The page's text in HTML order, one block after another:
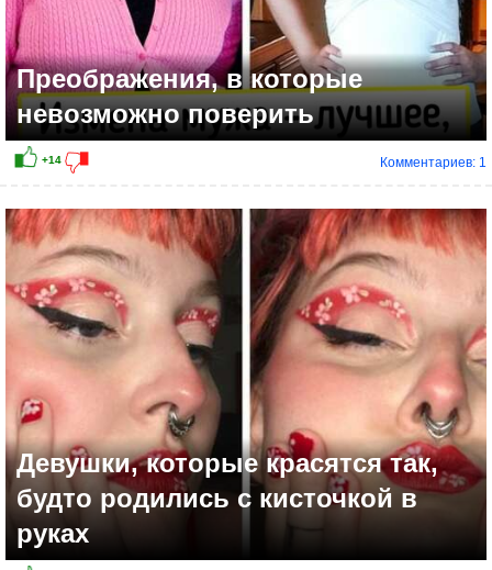
+9
Преображения, в которые
невозможно поверить
Комментариев: 1
Девушки, которые красятся так,
будто родились с кисточкой в
руках